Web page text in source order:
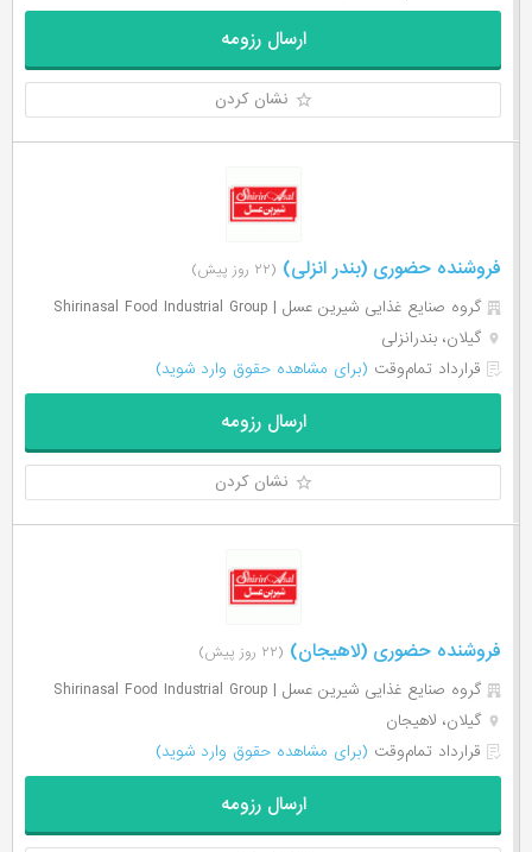
ارسال رزومه
نشان کردن
فروشنده حضوری (بندر انزلی) (۲۲ روز پیش)
گروه صنایع غذایی شیرین عسل | Shirinasal Food Industrial Group
گیلان، بندرانزلی
قرارداد تمام‌وقت (برای مشاهده حقوق وارد شوید)
ارسال رزومه
نشان کردن
فروشنده حضوری (لاهیجان) (۲۲ روز پیش)
گروه صنایع غذایی شیرین عسل | Shirinasal Food Industrial Group
گیلان، لاهیجان
قرارداد تمام‌وقت (برای مشاهده حقوق وارد شوید)
ارسال رزومه